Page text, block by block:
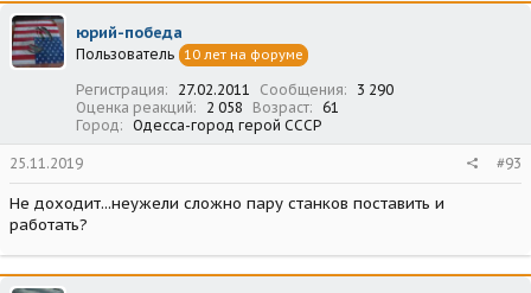
юрий-победа
Пользователь 10 лет на форуме
Регистрация 27.02.2011 Сообщения
3 290
Оценка реакций
2 058 Возраст
61
Город
Одесса-город герой СССР
25.11.2019 #93
Не доходит...неужели сложно пару станков поставить и
работать?